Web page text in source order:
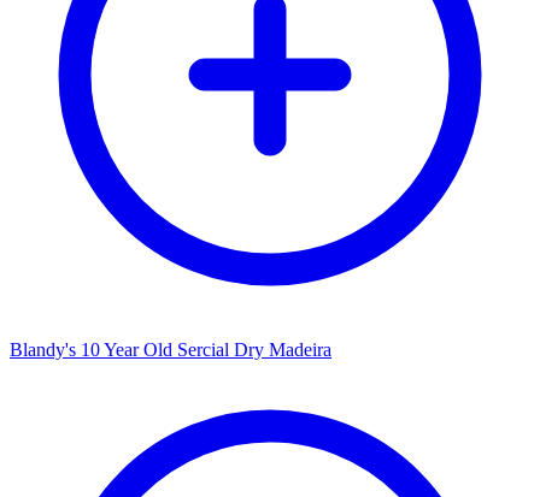
Blandy's 10 Year Old Sercial Dry Madeira